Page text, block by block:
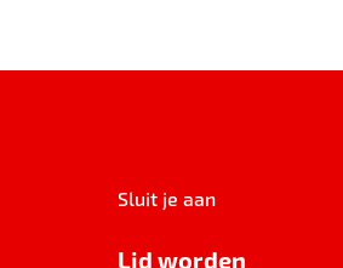
Sluit je aan
Lid worden